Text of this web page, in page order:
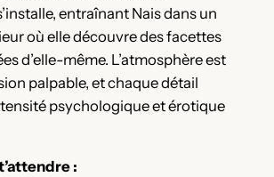
entraînant Nais dans un
où elle découvre des facettes
d’elle-même. L’atmosphère est
palpable, et chaque détail
psychologique et érotique
: